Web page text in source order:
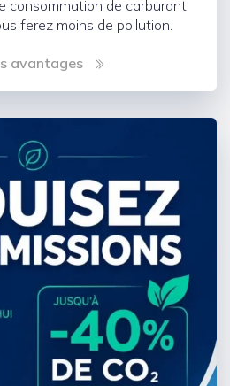
consommation de carburant
ferez moins de pollution.
avantages